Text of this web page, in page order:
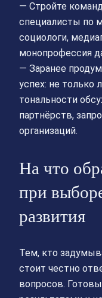
— Стройте
специалисты по
социологи,
монопрофессия
— Заранее
успех: не только
тональности
партнёрств,
организаций.
На что
при
развития
Тем, кто
стоит честно
вопросов.